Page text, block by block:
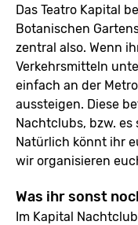
Das Teatro Kapital
Botanischen
zentral also. Wenn
Verkehrsmitteln
einfach an der
aussteigen. Diese
Nachtclubs, bzw. es
Natürlich könnt ihr
wir organisieren
Was ihr sonst
Im Kapital